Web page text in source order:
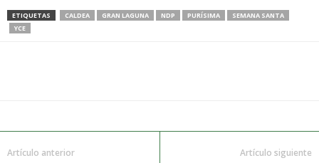
ETIQUETAS CALDEA GRAN LAGUNA NDP PURÍSIMA
SEMANA SANTA
YCE
Artículo anterior Artículo siguiente